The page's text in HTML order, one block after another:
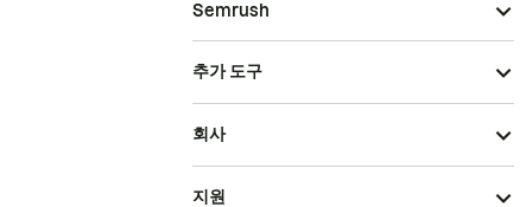
Semrush
추가 도구
회사
지원